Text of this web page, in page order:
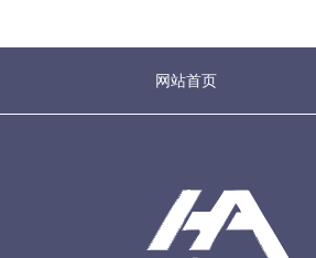
网站首页